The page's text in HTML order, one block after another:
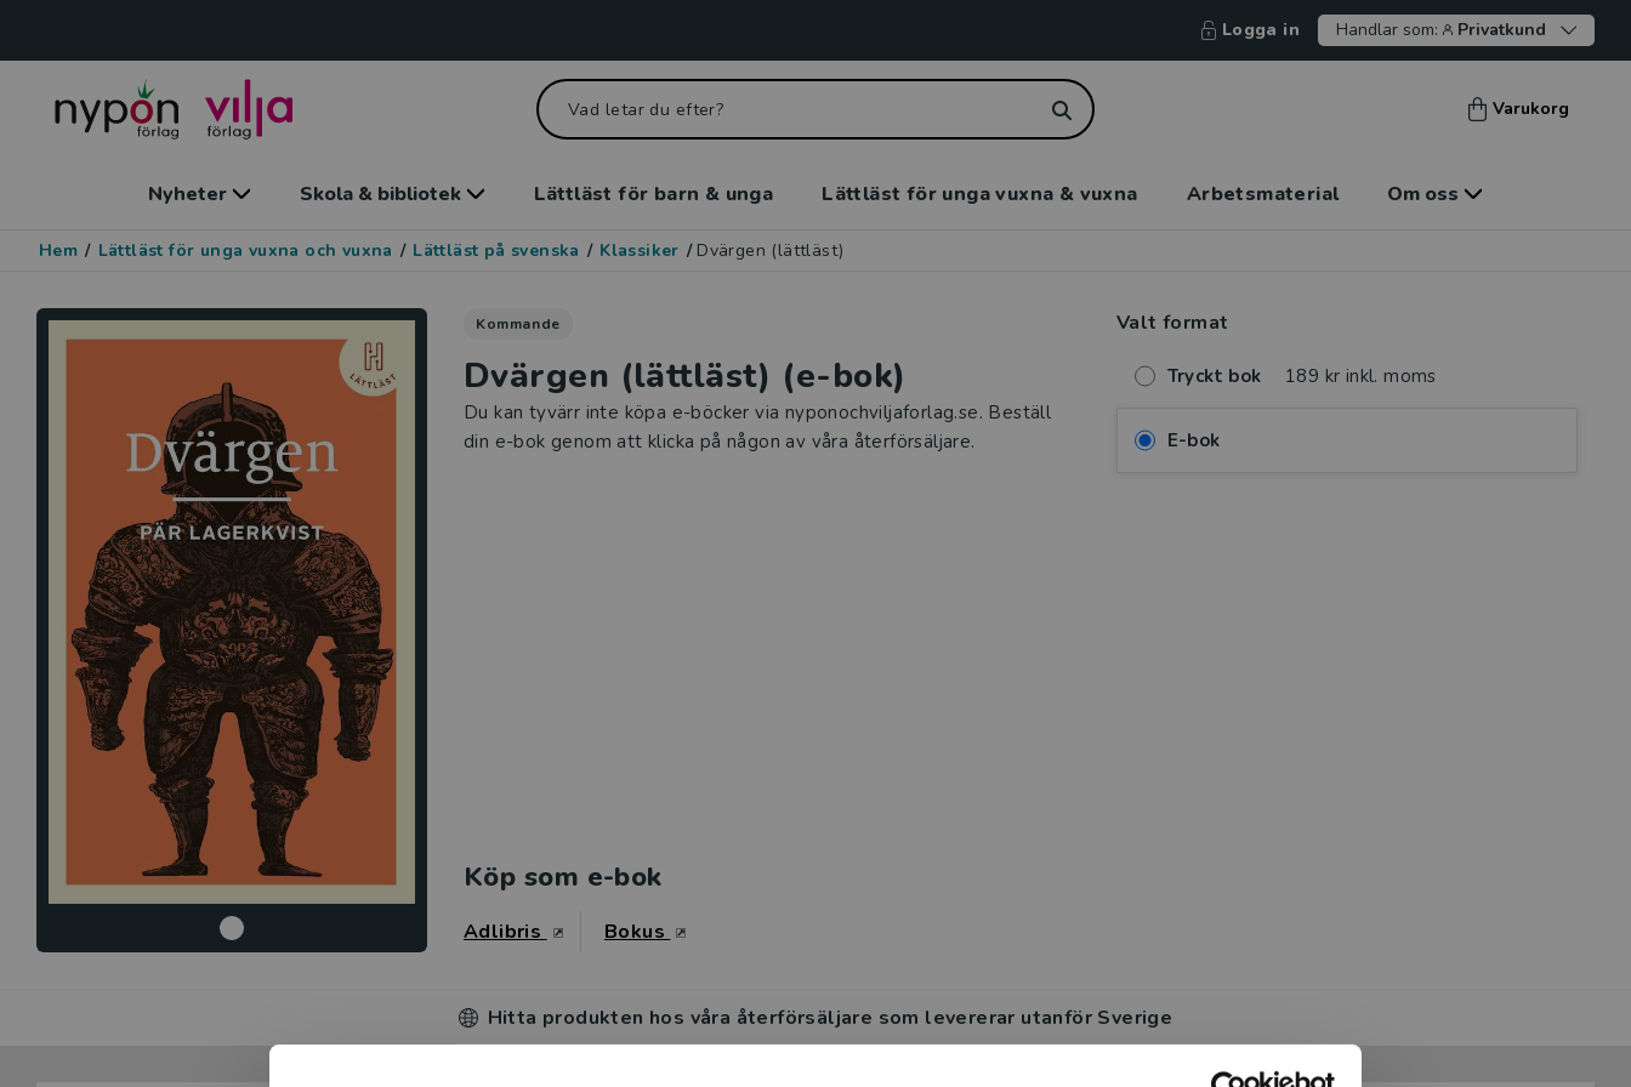
Logga in Handlar som: Privatkund
Varukorg
Nyheter Skola & bibliotek Lättläst för barn & unga Lättläst för unga vuxna & vuxna Arbetsmaterial Om oss
Hem / Lättläst för unga vuxna och vuxna / Lättläst på svenska / Klassiker / Dvärgen (lättläst)
Kommande
Dvärgen (lättläst) (e-bok)
Du kan tyvärr inte köpa e-böcker via nyponochviljaforlag.se. Beställ
din e-bok genom att klicka på någon av våra återförsäljare.
Köp som e-bok
Adlibris Bokus
Valt format
Tryckt bok 189 kr inkl. moms
E-bok
Hitta produkten hos våra återförsäljare som levererar utanför Sverige